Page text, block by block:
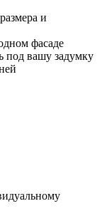
и
фасаде
под вашу задумку